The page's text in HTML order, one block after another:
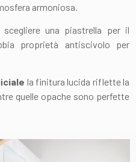
armoniosa.
una piastrella per il
proprietà antiscivolo per
la finitura lucida riflette la
quelle opache sono perfette